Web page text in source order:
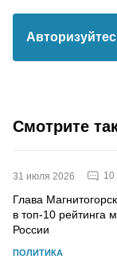
Смотрите
31 июля 2026 10
Глава
в топ-10 рейтинга
России
ПОЛИТИКА